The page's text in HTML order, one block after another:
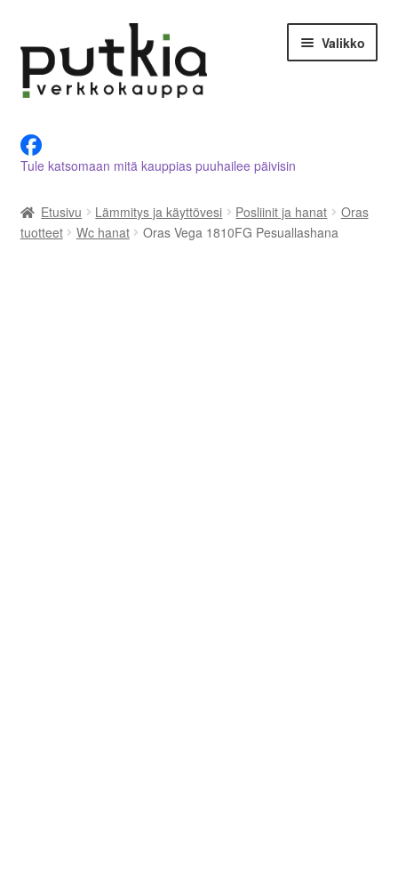
navigointiin
sisältöön
Valikko
Tietoja meistä
Asiakastilini
Tule katsomaan mitä kauppias puuhailee päivisin
Etusivu Lämmitys ja käyttövesi Posliinit ja hanat
Oras
tuotteet
Wc hanat Oras Vega 1810FG Pesuallashana